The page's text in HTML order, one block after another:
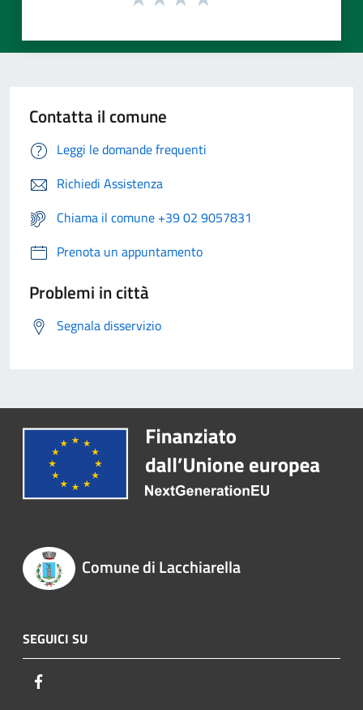
Contatta il comune
Leggi le domande frequenti
Richiedi Assistenza
Chiama il comune +39 02 9057831
Prenota un appuntamento
Problemi in città
Segnala disservizio
Comune di Lacchiarella
SEGUICI SU